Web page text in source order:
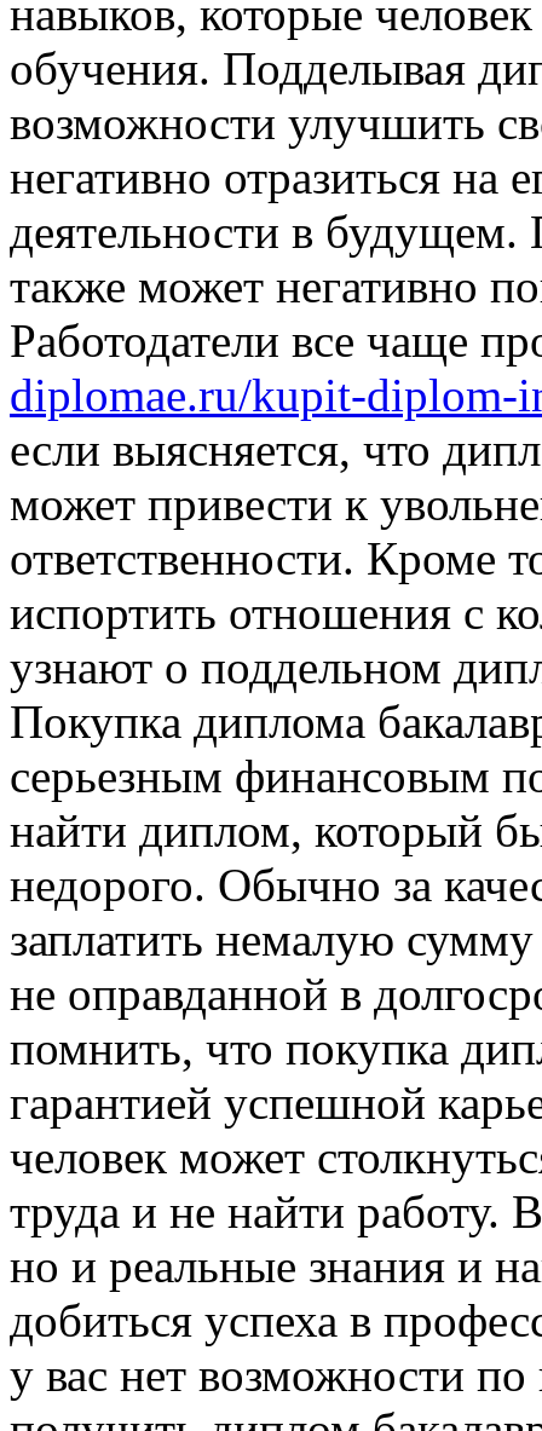
навыков, которые
обучения. Подделывая
возможности улучшить
негативно отразиться на
деятельности в будущем.
также может негативно
Работодатели все чаще
diplomae.ru/kupit-diplom-
если выясняется, что
может привести к
ответственности. Кроме
испортить отношения с
узнают о поддельном
Покупка диплома
серьезным финансовым
найти диплом, который
недорого. Обычно за
заплатить немалую сумму
не оправданной в
помнить, что покупка
гарантией успешной
человек может
труда и не найти работу.
но и реальные знания и
добиться успеха в
у вас нет возможности